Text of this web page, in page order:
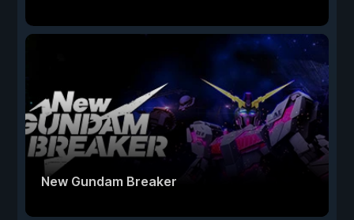
New Gundam Breaker